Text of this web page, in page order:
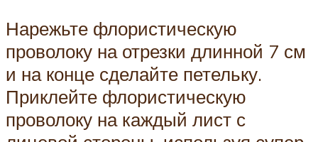
Нарежьте флористическую
проволоку на отрезки длинной 7 см
и на конце сделайте петельку.
Приклейте флористическую
проволоку на каждый лист с